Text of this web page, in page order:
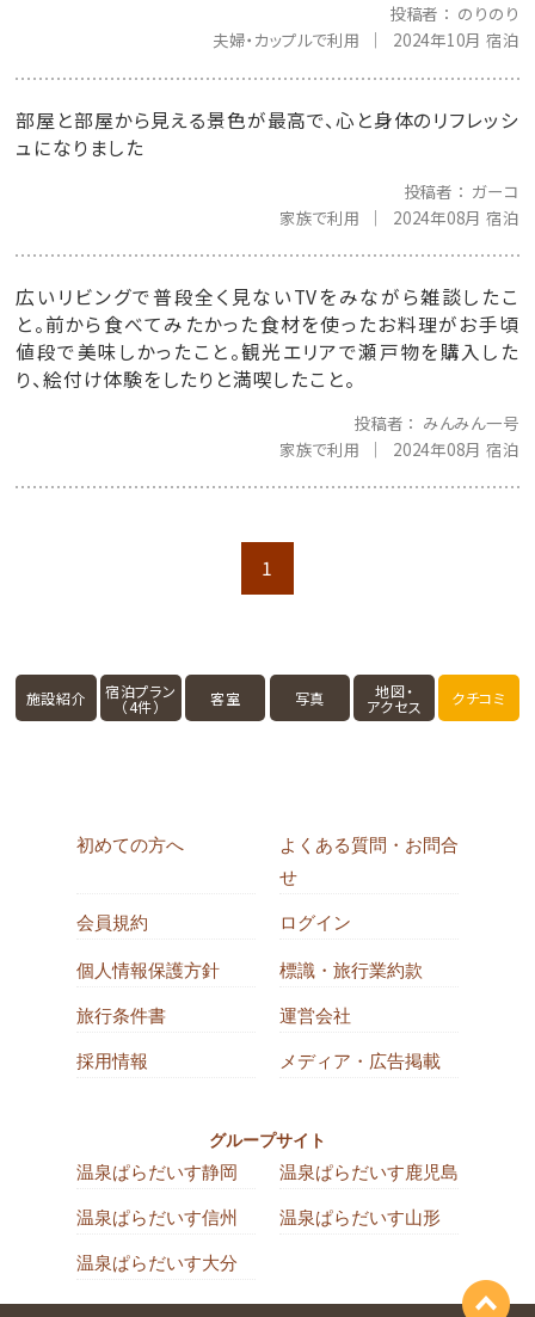
投稿者
のりのり
夫婦・カップルで利用
2024年10月 宿泊
部屋と部屋から見える景色が最高で、心と身体のリフレッシ
ュになりました
投稿者
ガーコ
家族で利用
2024年08月 宿泊
広いリビングで普段全く見ないTVをみながら雑談したこ
と。前から食べてみたかった食材を使ったお料理がお手頃
値段で美味しかったこと。観光エリアで瀬戸物を購入した
り、絵付け体験をしたりと満喫したこと。
投稿者
みんみん一号
家族で利用
2024年08月 宿泊
1
施設紹介 宿泊プラン
（4件） 客室 写真 地図・
アクセス クチコミ
初めての方へ
よくある質問・お問合
せ
会員規約 ログイン
個人情報保護方針 標識・旅行業約款
旅行条件書 運営会社
採用情報 メディア・広告掲載
グループサイト
温泉ぱらだいす静岡 温泉ぱらだいす鹿児島
温泉ぱらだいす信州 温泉ぱらだいす山形
温泉ぱらだいす大分